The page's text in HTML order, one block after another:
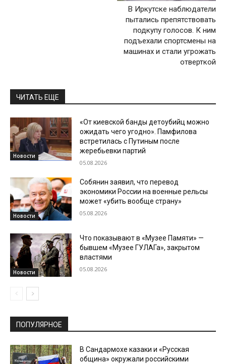
В Иркутске наблюдатели
пытались препятствовать
подкупу голосов. К ним
подъехали спортсмены на
машинах и стали угрожать
отверткой
ЧИТАТЬ ЕЩЕ
Новости
«От киевской банды детоубийц можно
ожидать чего угодно». Памфилова
встретилась с Путиным после
жеребьевки партий
05.08.2026
Новости
Собянин заявил, что перевод
экономики России на военные рельсы
может «убить вообще страну»
05.08.2026
Новости
Что показывают в «Музее Памяти» —
бывшем «Музее ГУЛАГа», закрытом
властями
05.08.2026
ПОПУЛЯРНОЕ
В Сандармохе казаки и «Русская
община» окружали российскими